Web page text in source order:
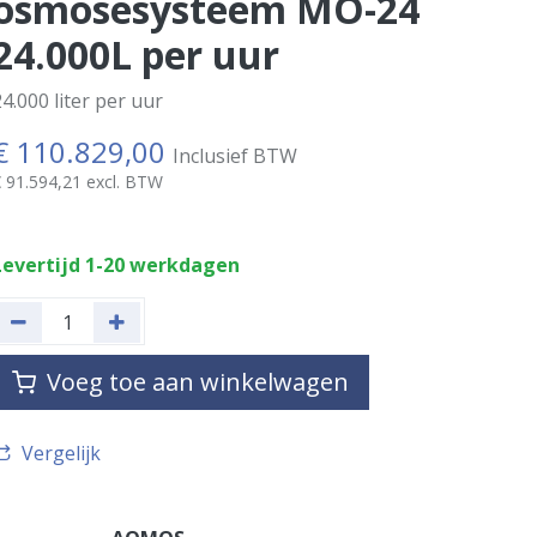
per uur
liter per uur
110.829,00 Inclusief BTW
91.594,21 excl. BTW
1-20 werkdagen
Voeg toe aan winkelwagen
Vergelijk